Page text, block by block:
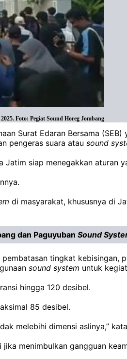
Foto: Pegiat Sound Horeg Jombang
Surat Edaran Bersama
pengeras suara atau sound
siap menegakkan aturan
di masyarakat, khususnya di
dan Paguyuban Sound
tingkat kebisingan,
sound system untuk
hingga 120 desibel.
85 desibel.
melebihi dimensi aslinya,”
menimbulkan gangguan